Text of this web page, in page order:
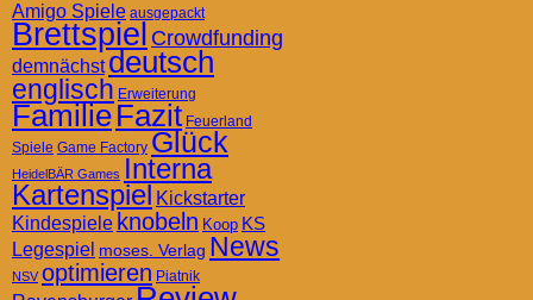
Amigo Spiele ausgepackt
Brettspiel Crowdfunding
demnächst deutsch
englisch Erweiterung
FamilieFazit Feuerland
Spiele Game Factory Glück
HeidelBÄR Games Interna
Kartenspiel Kickstarter
Kindespiele knobeln Koop KS
Legespiel moses. Verlag News
NSV optimieren Piatnik